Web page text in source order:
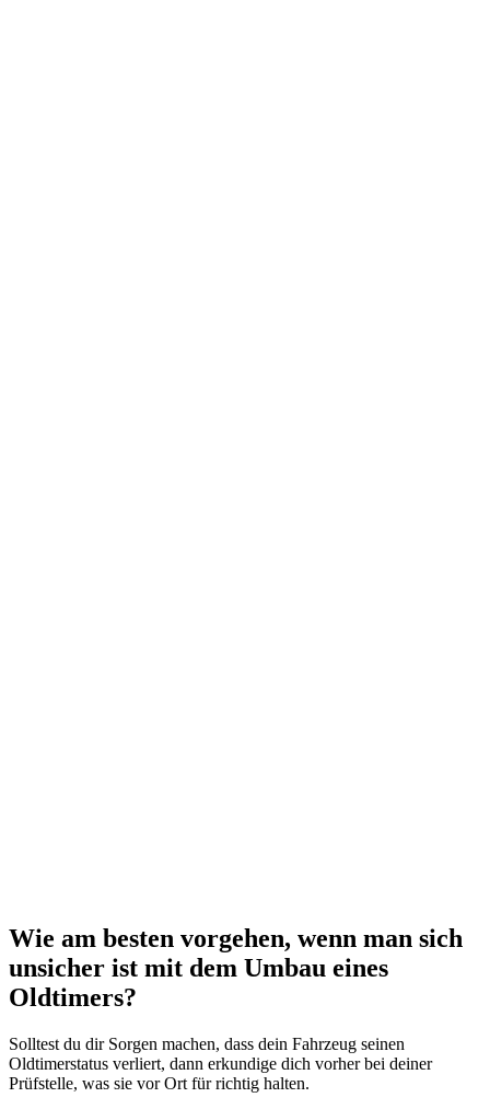
Wie am besten vorgehen, wenn man sich
unsicher ist mit dem Umbau eines
Oldtimers?
Solltest du dir Sorgen machen, dass dein Fahrzeug seinen
Oldtimerstatus verliert, dann erkundige dich vorher bei deiner
Prüfstelle, was sie vor Ort für richtig halten.